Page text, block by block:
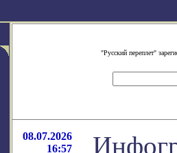
"Русский переплет"
08.07.2026
16:57